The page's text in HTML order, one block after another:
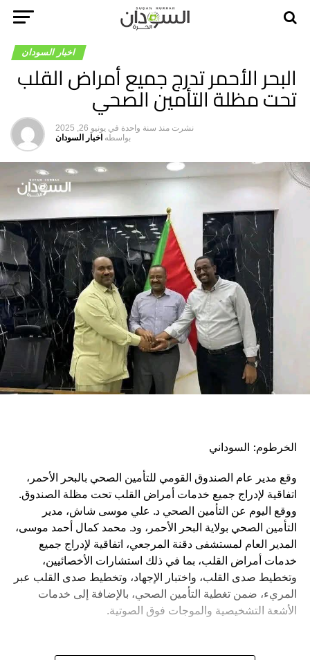
اخبار السودان
البحر الأحمر تدرج جميع أمراض القلب
تحت مظلة التأمين الصحي
نشرت منذ سنة واحدة في يونيو 26, 2025
بواسطه اخبار السودان
الخرطوم: السوداني
وقع مدير عام الصندوق القومي للتأمين الصحي بالبحر الأحمر،
اتفاقية لإدراج جميع خدمات أمراض القلب تحت مظلة الصندوق.
ووقع اليوم عن التأمين الصحي د. علي موسى شاش، مدير
التأمين الصحي بولاية البحر الأحمر، ود. محمد كمال أحمد موسى،
المدير العام لمستشفى دقنة المرجعي، اتفاقية لإدراج جميع
خدمات أمراض القلب، بما في ذلك استشارات الأخصائيين،
وتخطيط صدى القلب، واختبار الإجهاد، وتخطيط صدى القلب عبر
المريء، ضمن تغطية التأمين الصحي، بالإضافة إلى خدمات
الأشعة التشخيصية والموجات فوق الصوتية.